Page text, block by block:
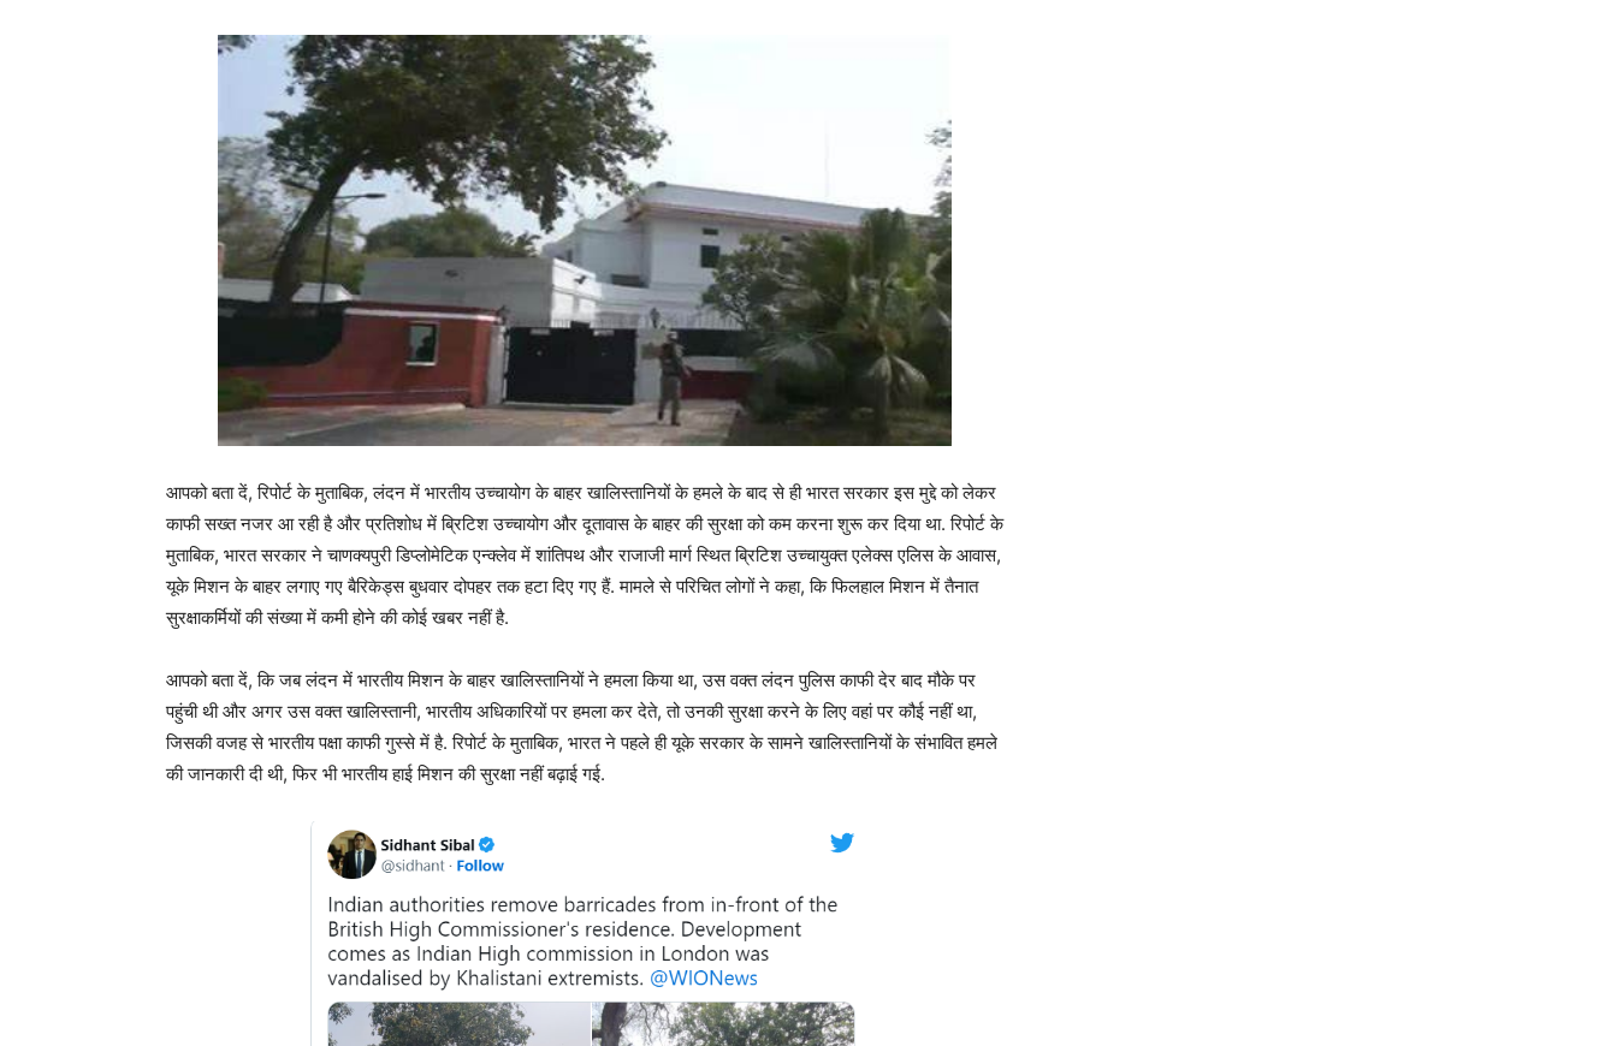
आपको बता दें, रिपोर्ट के मुताबिक, लंदन में भारतीय उच्चायोग के बाहर खालिस्तानियों के हमले के बाद से ही भारत सरकार इस मुद्दे को लेकर
काफी सख्त नजर आ रही है और प्रतिशोध में ब्रिटिश उच्चायोग और दूतावास के बाहर की सुरक्षा को कम करना शुरू कर दिया था. रिपोर्ट के
मुताबिक, भारत सरकार ने चाणक्यपुरी डिप्लोमेटिक एन्क्लेव में शांतिपथ और राजाजी मार्ग स्थित ब्रिटिश उच्चायुक्त एलेक्स एलिस के आवास,
यूके मिशन के बाहर लगाए गए बैरिकेड्स बुधवार दोपहर तक हटा दिए गए हैं. मामले से परिचित लोगों ने कहा, कि फिलहाल मिशन में तैनात
सुरक्षाकर्मियों की संख्या में कमी होने की कोई खबर नहीं है.
आपको बता दें, कि जब लंदन में भारतीय मिशन के बाहर खालिस्तानियों ने हमला किया था, उस वक्त लंदन पुलिस काफी देर बाद मौके पर
पहुंची थी और अगर उस वक्त खालिस्तानी, भारतीय अधिकारियों पर हमला कर देते, तो उनकी सुरक्षा करने के लिए वहां पर कौई नहीं था,
जिसकी वजह से भारतीय पक्षा काफी गुस्से में है. रिपोर्ट के मुताबिक, भारत ने पहले ही यूके सरकार के सामने खालिस्तानियों के संभावित हमले
की जानकारी दी थी, फिर भी भारतीय हाई मिशन की सुरक्षा नहीं बढ़ाई गई.